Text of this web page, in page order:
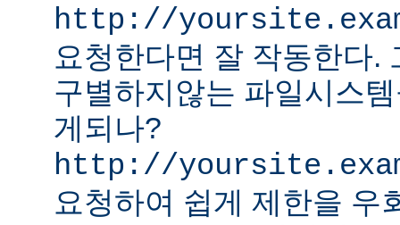
http://
요청한다면 잘 작동한다.
구별하지않는 파일시스
게되나?
http://
요청하여 쉽게 제한을 우